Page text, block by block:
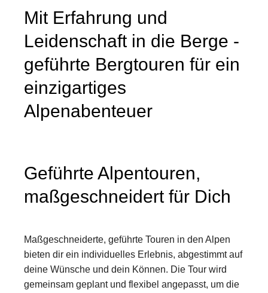
Mit Erfahrung und
Leidenschaft in die Berge -
geführte Bergtouren für ein
einzigartiges
Alpenabenteuer
Geführte Alpentouren,
maßgeschneidert für Dich
Maßgeschneiderte, geführte Touren in den Alpen
bieten dir ein individuelles Erlebnis, abgestimmt auf
deine Wünsche und dein Können. Die Tour wird
gemeinsam geplant und flexibel angepasst, um die